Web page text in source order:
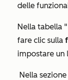
delle
Nella tabella "
fare clic sulla
impostare un
Nella